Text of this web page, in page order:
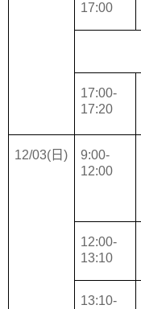
17:00
17:00-
17:20
12/03( 日)
9:00-
12:00
12:00-
13:10
13:10-